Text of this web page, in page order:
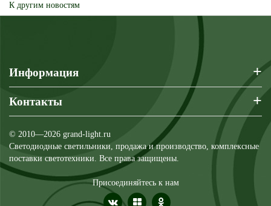
К другим новостям
Информация +
Контакты +
© 2010—2026 grand-light.ru
Светодиодные светильники, продажа и производство, комплексные
поставки светотехники. Все права защищены.
Присоединяйтесь к нам